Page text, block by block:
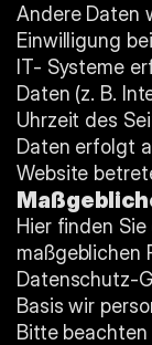
Andere Daten
Einwilligung
IT- Systeme
Daten (z. B.
Uhrzeit des
Daten erfolgt
Website
Hier finden
maßgeblichen
Datenschutz-
Basis wir
Bitte beachten